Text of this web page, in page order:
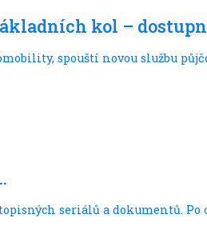
kol –
spouští novou službu
seriálů a dokumentů.